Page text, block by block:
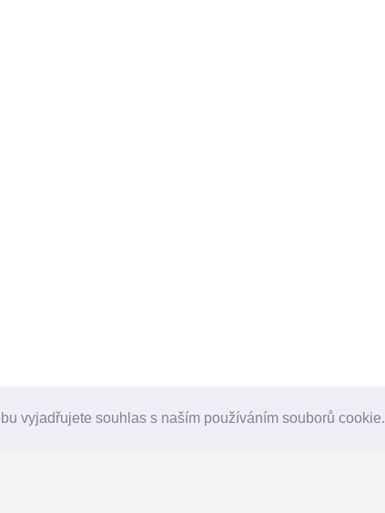
vyjadřujete souhlas s naším používáním souborů cookie.